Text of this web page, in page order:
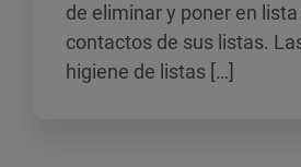
de eliminar y poner en
contactos de sus listas.
higiene de listas […]